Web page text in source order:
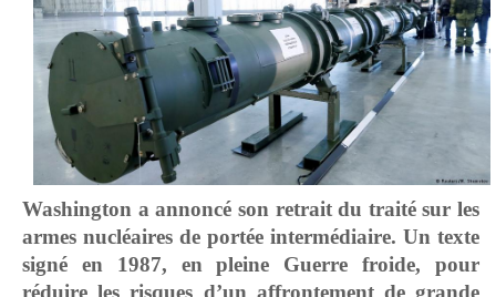
Washington a annoncé son retrait du traité sur les
armes nucléaires de portée intermédiaire. Un texte
signé en 1987, en pleine Guerre froide, pour